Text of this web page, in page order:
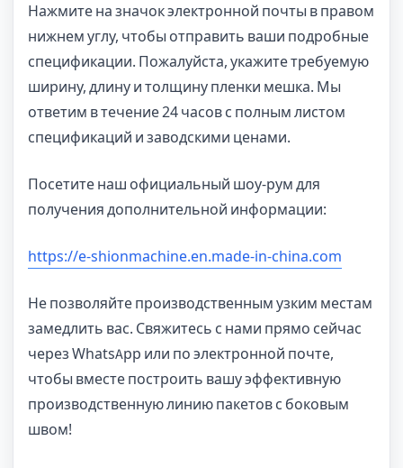
Нажмите на значок электронной почты в правом
нижнем углу, чтобы отправить ваши подробные
спецификации. Пожалуйста, укажите требуемую
ширину, длину и толщину пленки мешка. Мы
ответим в течение 24 часов с полным листом
спецификаций и заводскими ценами.
Посетите наш официальный шоу-рум для
получения дополнительной информации:
https://e-shionmachine.en.made-in-china.com
Не позволяйте производственным узким местам
замедлить вас. Свяжитесь с нами прямо сейчас
через WhatsApp или по электронной почте,
чтобы вместе построить вашу эффективную
производственную линию пакетов с боковым
швом!